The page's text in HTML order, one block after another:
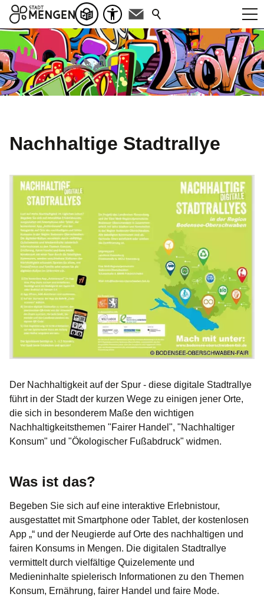
Nachhaltige Stadtrallye
Der Nachhaltigkeit auf der Spur - diese digitale Stadtrallye
führt in der Stadt der kurzen Wege zu einigen jener Orte,
die sich in besonderem Maße den wichtigen
Nachhaltigkeitsthemen "Fairer Handel", "Nachhaltiger
Konsum" und "Ökologischer Fußabdruck" widmen.
Was ist das?
Begeben Sie sich auf eine interaktive Erlebnistour,
ausgestattet mit Smartphone oder Tablet, der kostenlosen
App „“ und der Neugierde auf Orte des nachhaltigen und
fairen Konsums in Mengen. Die digitalen Stadtrallye
vermittelt durch vielfältige Quizelemente und
Medieninhalte spielerisch Informationen zu den Themen
Konsum, Ernährung, fairer Handel und faire Mode.